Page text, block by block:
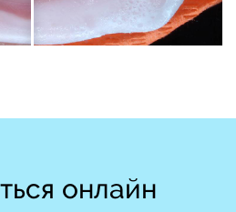
онлайн